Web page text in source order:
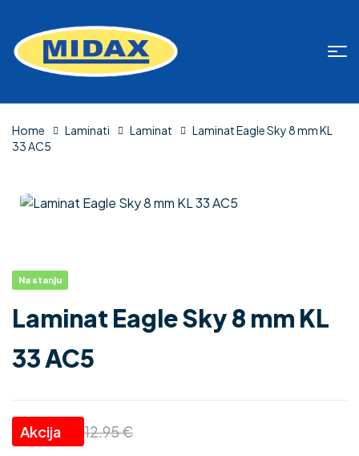
Home Laminati Laminat
Laminat Eagle Sky 8 mm KL
33 AC5
Na stanju
Laminat Eagle Sky 8 mm KL
33 AC5
12.95€